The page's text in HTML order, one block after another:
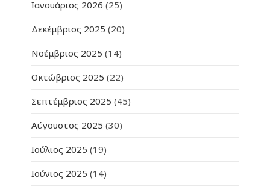
Ιανουάριος 2026 (25)
Δεκέμβριος 2025 (20)
Νοέμβριος 2025 (14)
Οκτώβριος 2025 (22)
Σεπτέμβριος 2025 (45)
Αύγουστος 2025 (30)
Ιούλιος 2025 (19)
Ιούνιος 2025 (14)